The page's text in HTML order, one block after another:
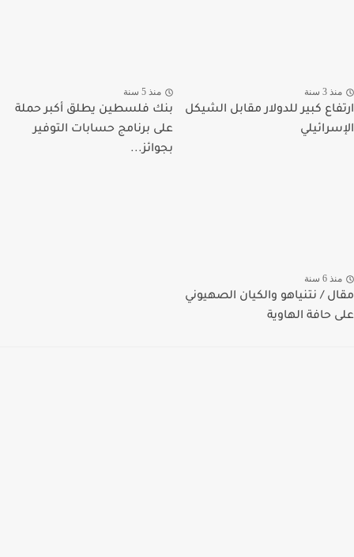
منذ 3 سنة
ارتفاع كبير للدولار مقابل الشيكل
الإسرائيلي
منذ 5 سنة
بنك فلسطين يطلق أكبر حملة
على برنامج حسابات التوفير
بجوائز...
منذ 6 سنة
مقال / نتنياهو والكيان الصهيوني
على حافة الهاوية